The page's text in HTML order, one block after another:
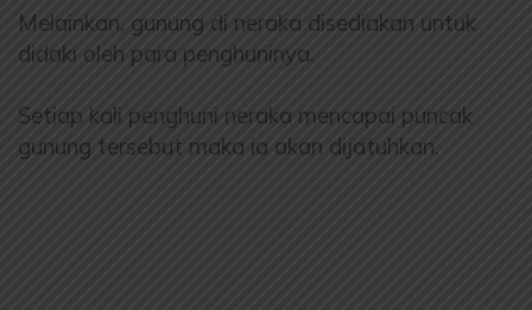
Melainkan, gunung di neraka disediakan untuk
didaki oleh para penghuninya.
Setiap kali penghuni neraka mencapai puncak
gunung tersebut maka ia akan dijatuhkan.